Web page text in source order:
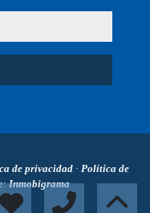
de privacidad · Política de
Inmobigrama